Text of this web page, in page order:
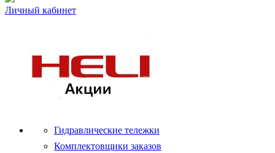
Личный кабинет
Гидравлические тележки
Комплектовщики заказов